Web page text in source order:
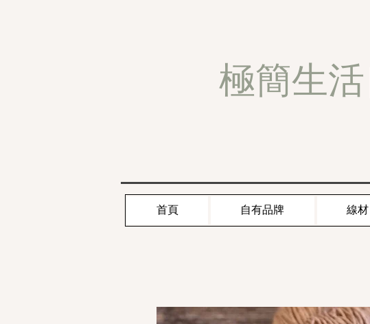
極簡生活
首頁 自有品牌 線材